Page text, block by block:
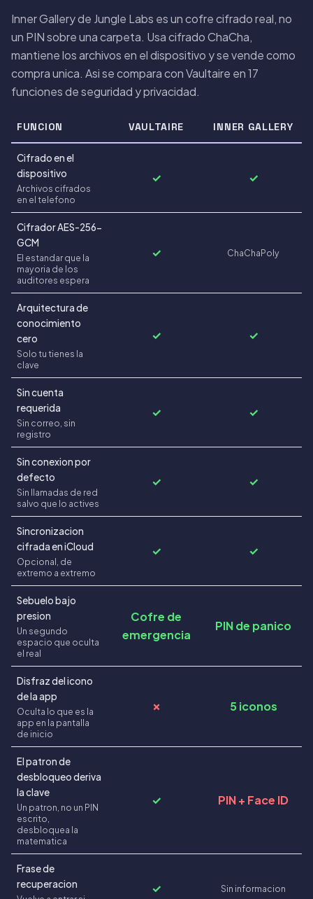
Inner Gallery de Jungle Labs es un cofre cifrado real, no
un PIN sobre una carpeta. Usa cifrado ChaCha,
mantiene los archivos en el dispositivo y se vende como
compra unica. Asi se compara con Vaultaire en 17
funciones de seguridad y privacidad.
FUNCION VAULTAIRE INNER GALLERY
Cifrado en el
dispositivo
Archivos cifrados
en el telefono
✓ ✓
Cifrador AES-256-
GCM
El estandar que la
mayoria de los
auditores espera
✓ ChaChaPoly
Arquitectura de
conocimiento
cero
Solo tu tienes la
clave
✓ ✓
Sin cuenta
requerida
Sin correo, sin
registro
✓ ✓
Sin conexion por
defecto
Sin llamadas de red
salvo que lo actives
✓ ✓
Sincronizacion
cifrada en iCloud
Opcional, de
extremo a extremo
✓ ✓
Sebuelo bajo
presion
Un segundo
espacio que oculta
el real
Cofre de
emergencia
PIN de panico
Disfraz del icono
de la app
Oculta lo que es la
app en la pantalla
de inicio
✗ 5 iconos
El patron de
desbloqueo deriva
la clave
Un patron, no un PIN
escrito,
desbloquea la
matematica
✓ PIN + Face ID
Frase de
recuperacion
✓ Sin informacion